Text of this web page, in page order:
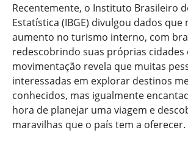
Recentemente, o Instituto Brasileiro
Estatística (IBGE) divulgou dados
aumento no turismo interno, com
redescobrindo suas próprias cidades
movimentação revela que muitas
interessadas em explorar destinos
conhecidos, mas igualmente
hora de planejar uma viagem e
maravilhas que o país tem a oferecer.